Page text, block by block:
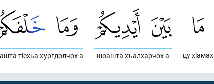
цу хlамах
шоашта хьалхарчох а
тlехьа хургдолчох а